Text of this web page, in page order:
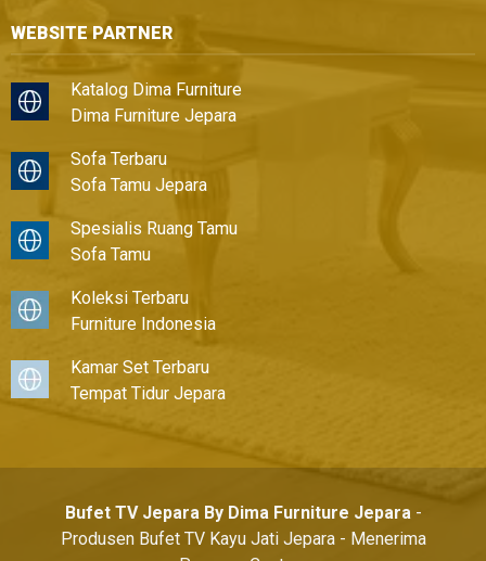
WEBSITE PARTNER
Katalog Dima Furniture
Dima Furniture Jepara
Sofa Terbaru
Sofa Tamu Jepara
Spesialis Ruang Tamu
Sofa Tamu
Koleksi Terbaru
Furniture Indonesia
Kamar Set Terbaru
Tempat Tidur Jepara
Bufet TV Jepara By Dima Furniture Jepara-
Produsen Bufet TV Kayu Jati Jepara - Menerima